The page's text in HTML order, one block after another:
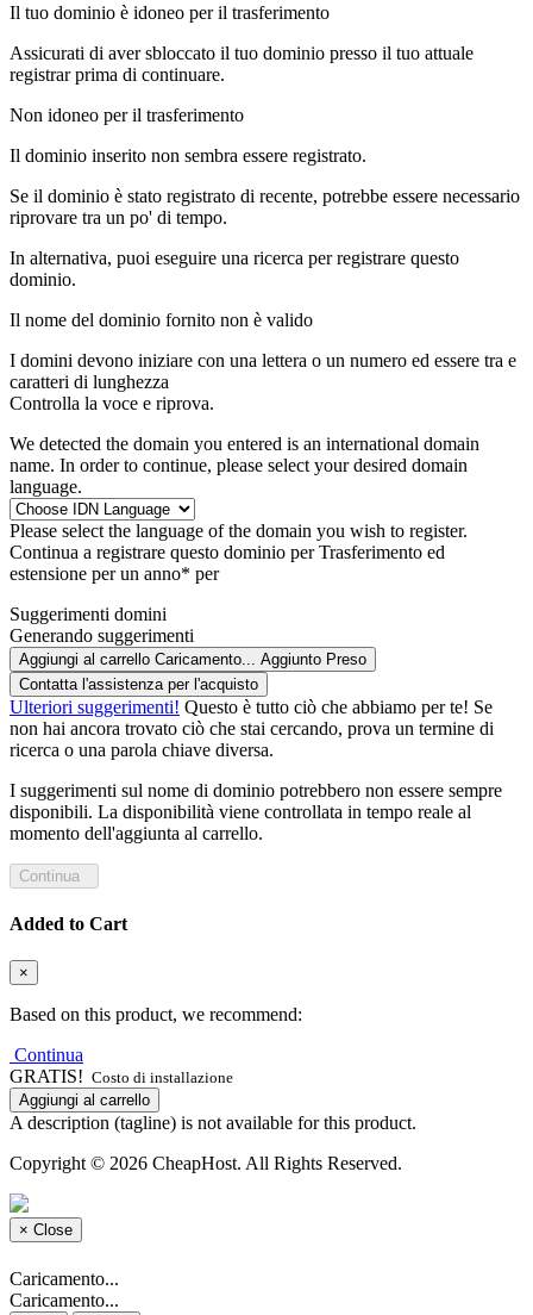
Il tuo dominio è idoneo per il trasferimento
Assicurati di aver sbloccato il tuo dominio presso il tuo attuale
registrar prima di continuare.
Non idoneo per il trasferimento
Il dominio inserito non sembra essere registrato.
Se il dominio è stato registrato di recente, potrebbe essere necessario
riprovare tra un po' di tempo.
In alternativa, puoi eseguire una ricerca per registrare questo
dominio.
Il nome del dominio fornito non è valido
I domini devono iniziare con una lettera o un numero ed essere tra e
caratteri di lunghezza
Controlla la voce e riprova.
We detected the domain you entered is an international domain
name. In order to continue, please select your desired domain
language.
Please select the language of the domain you wish to register.
Continua a registrare questo dominio per Trasferimento ed
estensione per un anno* per
Suggerimenti domini
Generando suggerimenti
Aggiungi al carrello Caricamento... Aggiunto Preso
Contatta l'assistenza per l'acquisto
Ulteriori suggerimenti! Questo è tutto ciò che abbiamo per te! Se
non hai ancora trovato ciò che stai cercando, prova un termine di
ricerca o una parola chiave diversa.
I suggerimenti sul nome di dominio potrebbero non essere sempre
disponibili. La disponibilità viene controllata in tempo reale al
momento dell'aggiunta al carrello.
Added to Cart
×
Based on this product, we recommend:
Continua
GRATIS! Costo di installazione
Aggiungi al carrello
A description (tagline) is not available for this product.
Copyright © 2026 CheapHost. All Rights Reserved.
× Close
Caricamento...
Caricamento...